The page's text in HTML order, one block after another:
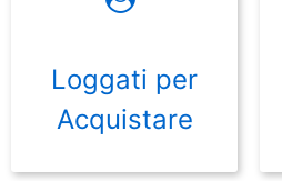
Loggati per
Acquistare